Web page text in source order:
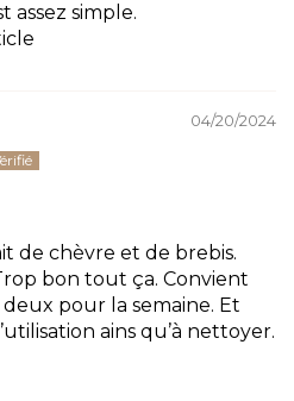
assez simple.
04/20/2024
de chèvre et de brebis.
bon tout ça. Convient
pour la semaine. Et
ains qu’à nettoyer.